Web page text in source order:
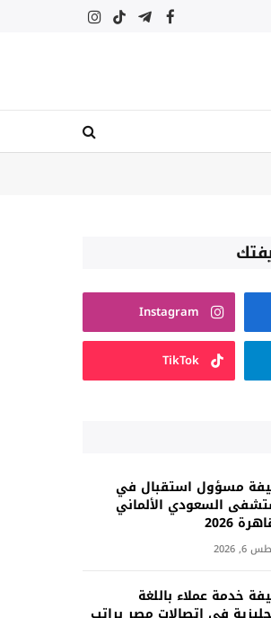
فيسبوكتيلقرامتيكتوكالانستغرام
Instagram
TikTok
مسؤول استقبال في
السعودي الألماني
2026
2026
خدمة عملاء باللغة